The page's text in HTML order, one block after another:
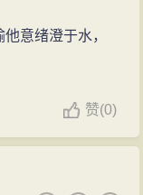
意绪澄于水，
赞(0)